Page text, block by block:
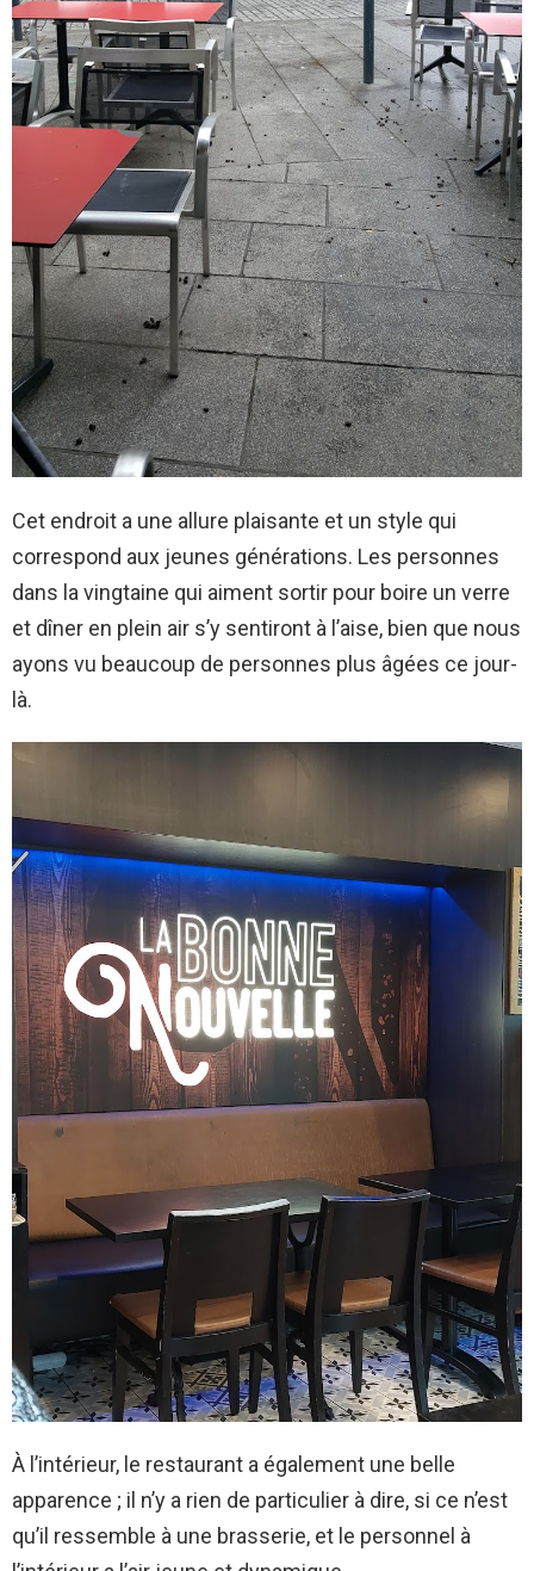
Cet endroit a une allure plaisante et un style qui
correspond aux jeunes générations. Les personnes
dans la vingtaine qui aiment sortir pour boire un verre
et dîner en plein air s’y sentiront à l’aise, bien que nous
ayons vu beaucoup de personnes plus âgées ce jour-
là.
À l’intérieur, le restaurant a également une belle
apparence ; il n’y a rien de particulier à dire, si ce n’est
qu’il ressemble à une brasserie, et le personnel à